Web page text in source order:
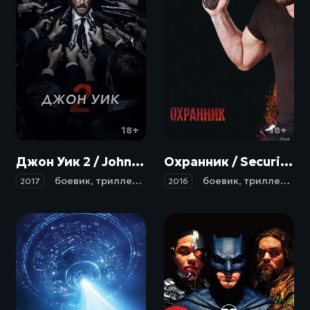
18+
Джон Уик 2 / John Wick: Chapter Two (2017)
2017 боевик, триллер , криминал
18+
Охранник / Security (2016)
2016 боевик, триллер ,